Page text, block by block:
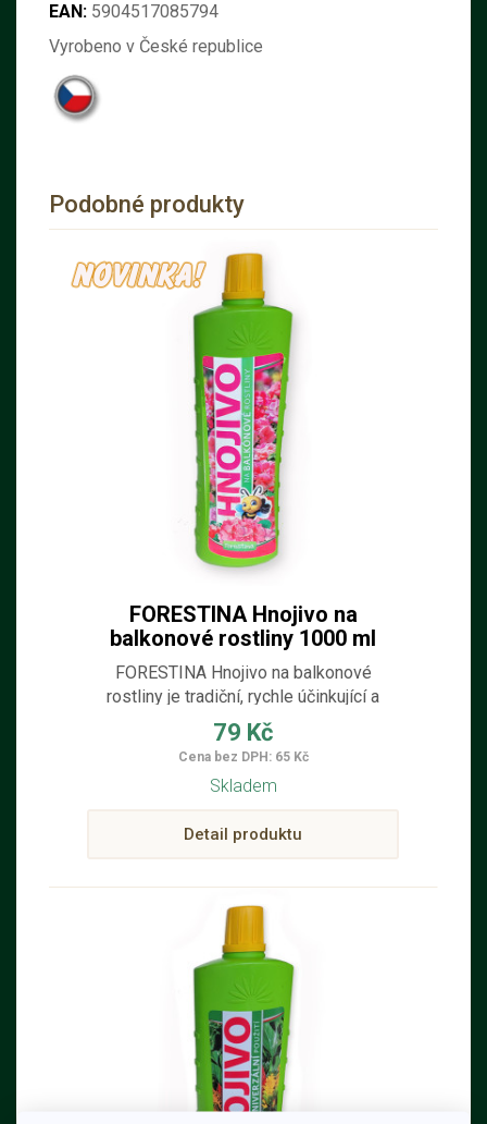
EAN: 5904517085794
Vyrobeno v České republice
Podobné produkty
FORESTINA Hnojivo na
balkonové rostliny 1000 ml
FORESTINA Hnojivo na balkonové
rostliny je tradiční, rychle účinkující a
snadno aplikovatelné.
79 Kč
Cena bez DPH: 65 Kč
Skladem
Detail produktu